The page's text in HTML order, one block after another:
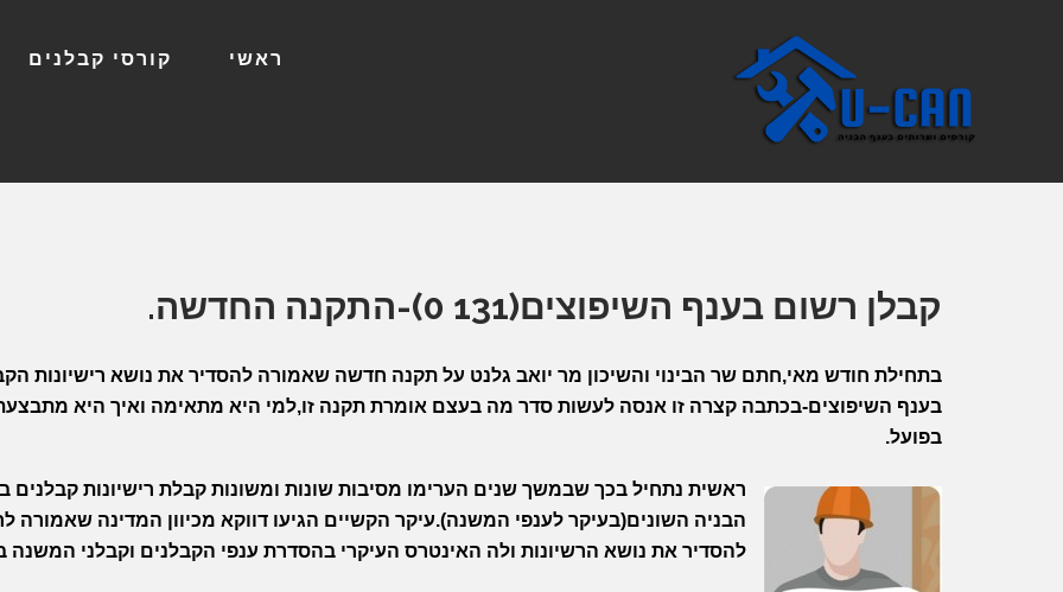
ראשי קורסי קבלנים
קבלן רשום בענף השיפוצים(131 0)-התקנה החדשה.
בתחילת חודש מאי,חתם שר הבינוי והשיכון מר יואב גלנט על תקנה חדשה שאמורה להסדיר את נושא רישיונות
בענף השיפוצים-בכתבה קצרה זו אנסה לעשות סדר מה בעצם אומרת תקנה זו,למי היא מתאימה ואיך היא
בפועל.
ראשית נתחיל בכך שבמשך שנים הערימו מסיבות שונות ומשונות קבלת רישיונות קבלנים
הבניה השונים(בעיקר לענפי המשנה).עיקר הקשיים הגיעו דווקא מכיוון המדינה שאמורה
להסדיר את נושא הרשיונות ולה האינטרס העיקרי בהסדרת ענפי הקבלנים וקבלני המשנה